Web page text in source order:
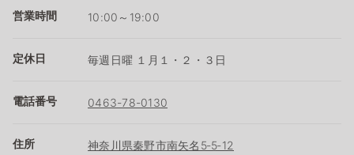
営業時間 10:00～19:00
定休日 毎週日曜 １月１・２・３日
電話番号 0463-78-0130
住所 神奈川県秦野市南矢名5‐5‐12